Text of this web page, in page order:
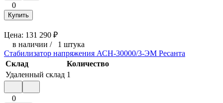
0
Купить
Цена: 131 290 ₽
в наличии / 1 штука
Стабилизатор напряжения АСН-30000/3-ЭМ Ресанта
Склад
Количество
Удаленный склад 1
0